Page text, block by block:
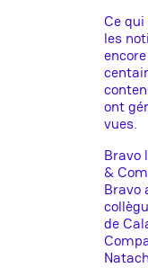
Ce qui
les
ont
vues.
Bravo
&
Bravo
de